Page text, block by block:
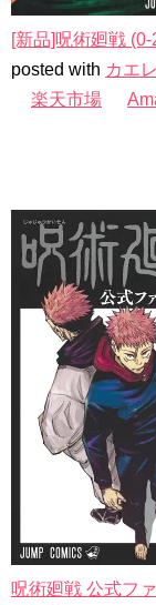
[新品]呪術廻戦
posted with カエ
楽天市場
呪術廻戦 公式フ